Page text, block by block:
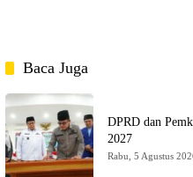
Baca Juga
DPRD dan
2027
Rabu, 5 Agustus